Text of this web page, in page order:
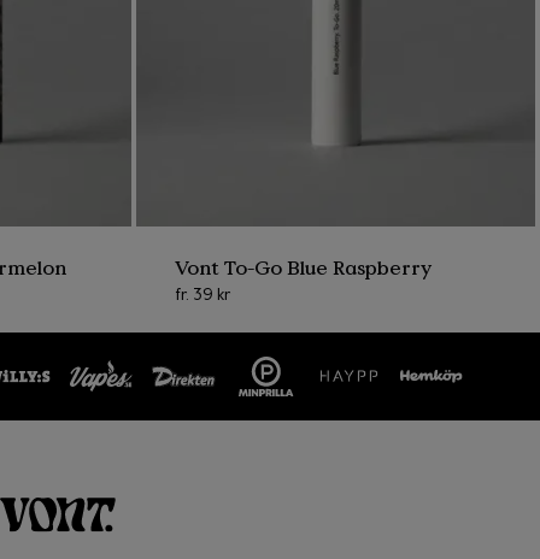
stolta över att
hållbar värld.
Vont To-Go Blue Raspberry
fr. 39 kr